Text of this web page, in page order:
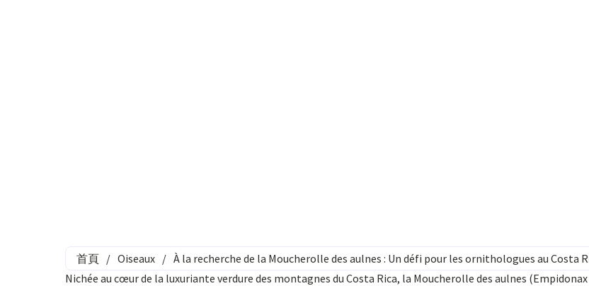
首頁 / Oiseaux / À la recherche de la Moucherolle des aulnes : Un défi pour les ornithologues au Costa
Nichée au cœur de la luxuriante verdure des montagnes du Costa Rica, la Moucherolle des aulnes